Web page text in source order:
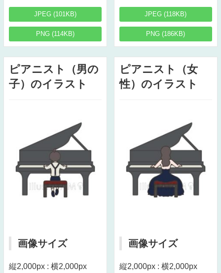
JPEG (101KB)
PNG (114KB)
JPEG (118KB)
PNG (186KB)
ピアニスト（男の
子）のイラスト
画像サイズ
縦2,000px : 横2,000px
ピアニスト（女
性）のイラスト
画像サイズ
縦2,000px : 横2,000px